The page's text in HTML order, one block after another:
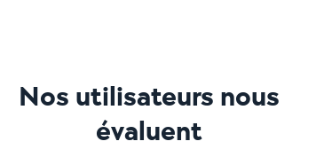
Nos utilisateurs nous
évaluent